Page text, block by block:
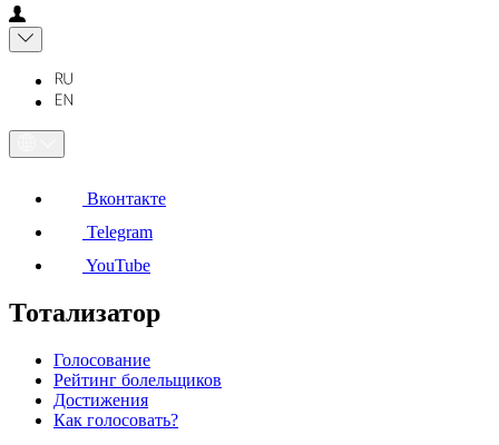
Вконтакте
Telegram
YouTube
Тотализатор
Голосование
Рейтинг болельщиков
Достижения
Как голосовать?